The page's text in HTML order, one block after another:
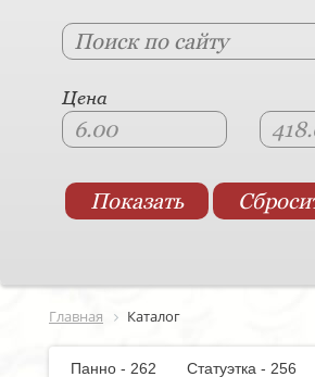
Цена
Главная Каталог
Панно - 262 Статуэтка - 256